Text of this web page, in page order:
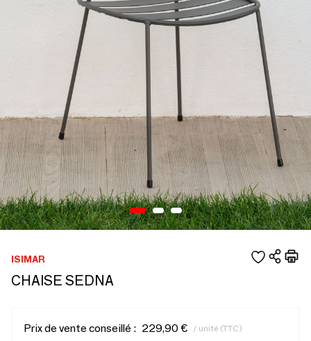
ISIMAR
CHAISE SEDNA
Prix de vente conseillé : 229,90 € / unité (TTC)